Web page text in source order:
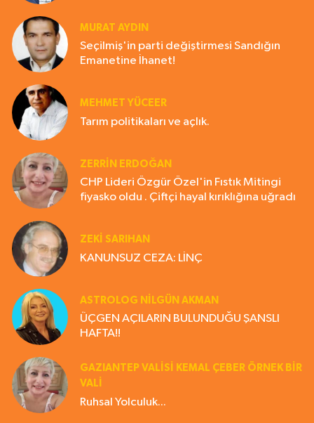
MURAT AYDIN
Seçilmiş'in parti değiştirmesi Sandığın
Emanetine İhanet!
MEHMET YÜCEER
Tarım politikaları ve açlık.
ZERRIN ERDOĞAN
CHP Lideri Özgür Özel'in Fıstık Mitingi
fiyasko oldu . Çiftçi hayal kırıklığına uğradı
ZEKI SARIHAN
KANUNSUZ CEZA: LİNÇ
ASTROLOG NILGÜN AKMAN
ÜÇGEN AÇILARIN BULUNDUĞU ŞANSLI
HAFTA!!
GAZIANTEP VALISI KEMAL ÇEBER ÖRNEK BİR
VALİ
Ruhsal Yolculuk...